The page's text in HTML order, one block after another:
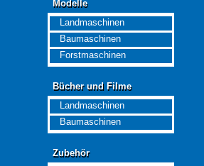
Modelle
Modelle
Landmaschinen
Baumaschinen
Forstmaschinen
Bücher und Filme
Bücher und Filme
Landmaschinen
Baumaschinen
Zubehör
Zubehör